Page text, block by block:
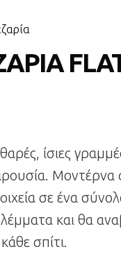
ίσιες
Μοντέρνα
σε ένα
και θα
σπίτι.